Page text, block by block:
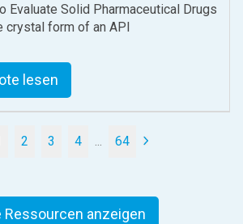
Evaluate Solid Pharmaceutical Drugs
crystal form of an API
lesen
2 3 4 64
Ressourcen anzeigen